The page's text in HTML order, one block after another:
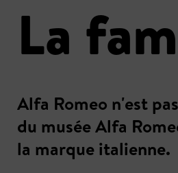
La
Alfa Romeo n'est
du musée Alfa
la marque italienne.